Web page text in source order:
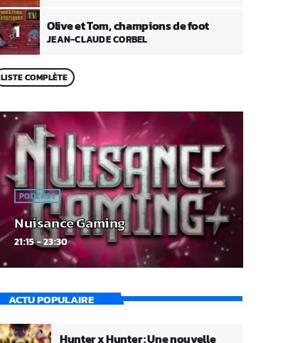
1 Olive et Tom, champions de foot
JEAN-CLAUDE CORBEL
LISTE COMPLÈTE
PODCAST
Nuisance Gaming
21:15 - 23:30
ACTU POPULAIRE
Hunter x Hunter : Une nouvelle